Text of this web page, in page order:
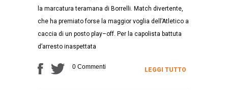
la marcatura teramana di Borrelli. Match divertente,
che ha premiato forse la maggior voglia dell’Atletico a
caccia di un posto play–off. Per la capolista battuta
d’arresto inaspettata
0 Commenti LEGGI TUTTO